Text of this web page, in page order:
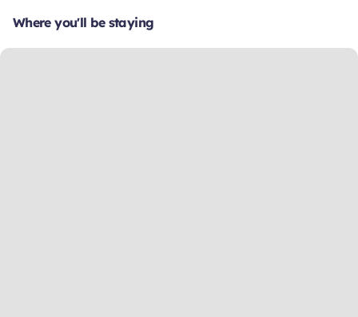
Where you'll be staying